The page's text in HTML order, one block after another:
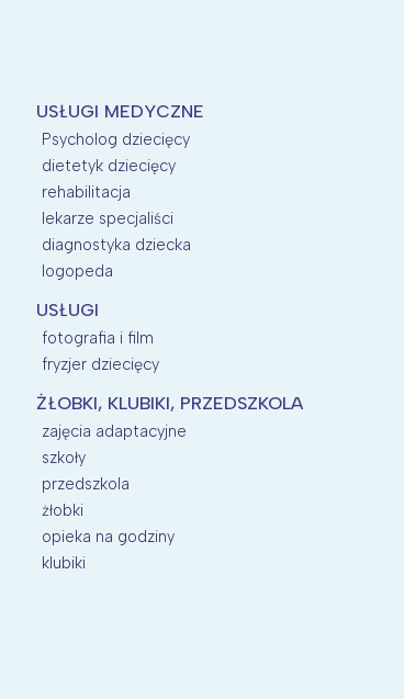
USŁUGI MEDYCZNE
Psycholog dziecięcy
dietetyk dziecięcy
rehabilitacja
lekarze specjaliści
diagnostyka dziecka
logopeda
USŁUGI
fotografia i film
fryzjer dziecięcy
ŻŁOBKI, KLUBIKI, PRZEDSZKOLA
zajęcia adaptacyjne
szkoły
przedszkola
żłobki
opieka na godziny
klubiki